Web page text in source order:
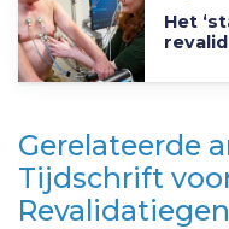
Het
Gerelateerde
Tijdschrift